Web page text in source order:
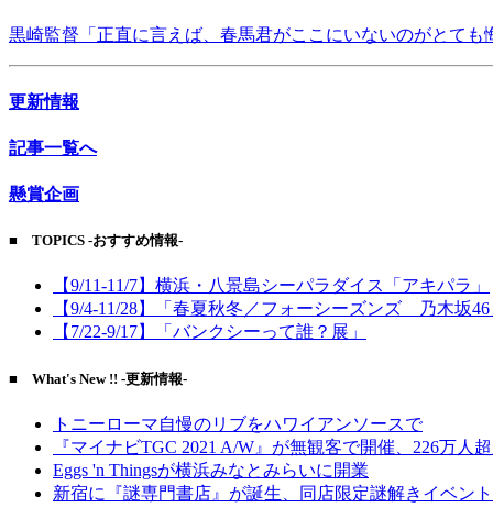
黒崎監督「正直に言えば、春馬君がここにいないのがとても
更新情報
記事一覧へ
懸賞企画
■ TOPICS -おすすめ情報-
【9/11-11/7】横浜・八景島シーパラダイス「アキパラ」
【9/4-11/28】「春夏秋冬／フォーシーズンズ 乃木坂46
【7/22-9/17】「バンクシーって誰？展」
■ What's New !! -更新情報-
トニーローマ自慢のリブをハワイアンソースで
『マイナビTGC 2021 A/W』が無観客で開催、226万人
Eggs 'n Thingsが横浜みなとみらいに開業
新宿に『謎専門書店』が誕生、同店限定謎解きイベン